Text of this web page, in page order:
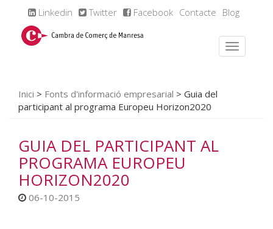
Linkedin Twitter Facebook Contacte Blog
Inici > Fonts d'informació empresarial > Guia del
participant al programa Europeu Horizon2020
GUIA DEL PARTICIPANT AL
PROGRAMA EUROPEU
HORIZON2020
06-10-2015